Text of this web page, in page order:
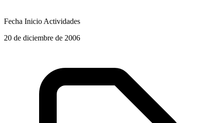
Fecha Inicio Actividades
20 de diciembre de 2006